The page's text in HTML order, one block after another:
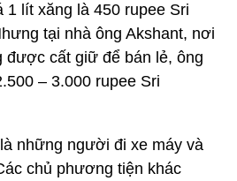
1 lít xăng là 450 rupee Sri
tại nhà ông Akshant, nơi
được cất giữ để bán lẻ, ông
– 3.000 rupee Sri
những người đi xe máy và
chủ phương tiện khác